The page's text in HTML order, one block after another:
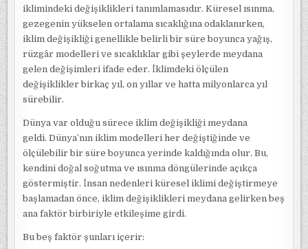
iklimindeki değişiklikleri tanımlamasıdır. Küresel ısınma,
gezegenin yükselen ortalama sıcaklığına odaklanırken,
iklim değişikliği genellikle belirli bir süre boyunca yağış,
rüzgâr modelleri ve sıcaklıklar gibi şeylerde meydana
gelen değişimleri ifade eder. İklimdeki ölçülen
değişiklikler birkaç yıl, on yıllar ve hatta milyonlarca yıl
sürebilir.
Dünya var olduğu sürece iklim değişikliği meydana
geldi. Dünya’nın iklim modelleri her değiştiğinde ve
ölçülebilir bir süre boyunca yerinde kaldığında olur. Bu,
kendini doğal soğutma ve ısınma döngülerinde açıkça
göstermiştir. İnsan nedenleri küresel iklimi değiştirmeye
başlamadan önce, iklim değişiklikleri meydana gelirken beş
ana faktör birbiriyle etkileşime girdi.
Bu beş faktör şunları içerir: